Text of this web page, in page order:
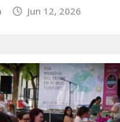
Jun 12, 2026